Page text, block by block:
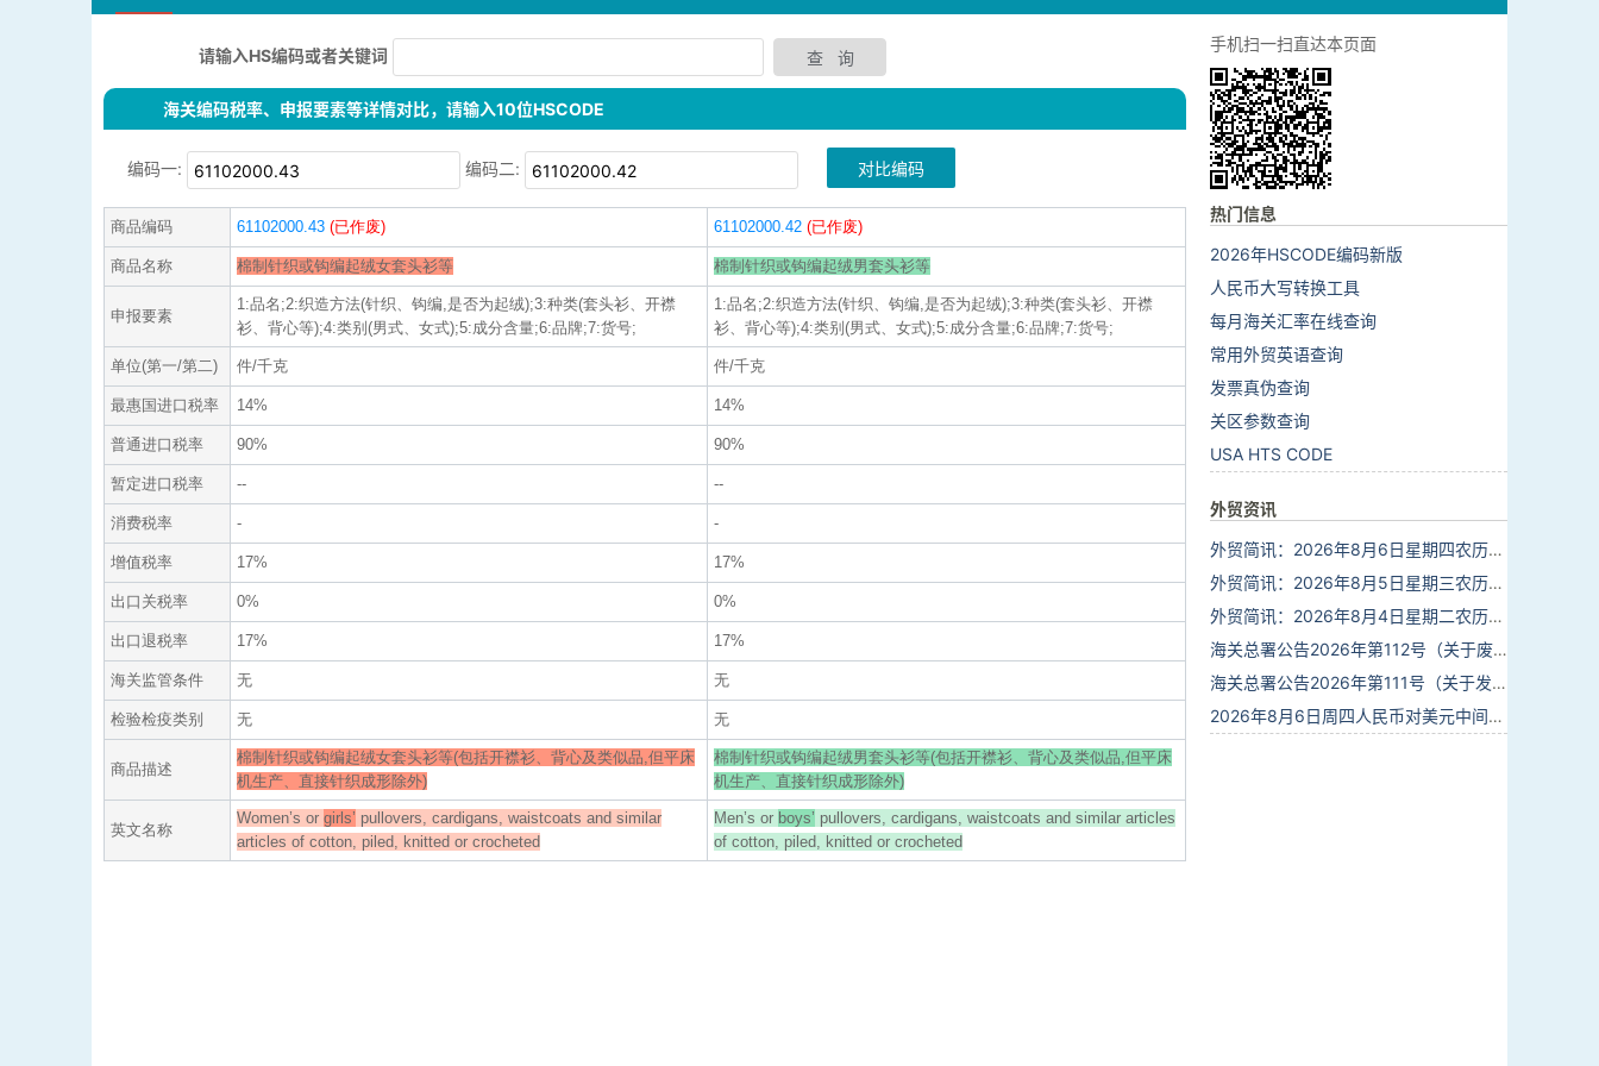
请输入HS编码或者关键词
海关编码税率、申报要素等详情对比，请输入10位HSCODE
编码一: 编码二: 对比编码
商品编码 61102000.43 (已作废) 61102000.42 (已作废)
商品名称 棉制针织或钩编起绒女套头衫等 棉制针织或钩编起绒男套头衫等
申报要素
1:品名;2:织造方法(针织、钩编,是否为起绒);3:种类(套头衫、开襟
衫、背心等);4:类别(男式、女式);5:成分含量;6:品牌;7:货号;
1:品名;2:织造方法(针织、钩编,是否为起绒);3:种类(套头衫、开襟
衫、背心等);4:类别(男式、女式);5:成分含量;6:品牌;7:货号;
单位(第一/第二) 件/千克 件/千克
最惠国进口税率 14% 14%
普通进口税率 90% 90%
暂定进口税率 -- --
消费税率 - -
增值税率 17% 17%
出口关税率 0% 0%
出口退税率 17% 17%
海关监管条件 无 无
检验检疫类别 无 无
商品描述
棉制针织或钩编起绒女套头衫等(包括开襟衫、背心及类似品,但平床
机生产、直接针织成形除外)
棉制针织或钩编起绒男套头衫等(包括开襟衫、背心及类似品,但平床
机生产、直接针织成形除外)
英文名称
Women’s or girls’ pullovers, cardigans, waistcoats and similar
articles of cotton, piled, knitted or crocheted
Men’s or boys’ pullovers, cardigans, waistcoats and similar articles
of cotton, piled, knitted or crocheted
手机扫一扫直达本页面
热门信息
2026年HSCODE编码新版
人民币大写转换工具
每月海关汇率在线查询
常用外贸英语查询
发票真伪查询
关区参数查询
USA HTS CODE
外贸资讯
外贸简讯：2026年8月6日星期四农历六月廿四
外贸简讯：2026年8月5日星期三农历六月廿三
外贸简讯：2026年8月4日星期二农历六月廿二
海关总署公告2026年第112号（关于废止部分卫生检疫类规范性文件的公告）
海关总署公告2026年第111号（关于发布《进出境动植物检疫处理监督管理工作规定》《进出境卫生处理监督管理工作规定》的公告）
2026年8月6日周四人民币对美元中间价报6.7895调贬6个基点